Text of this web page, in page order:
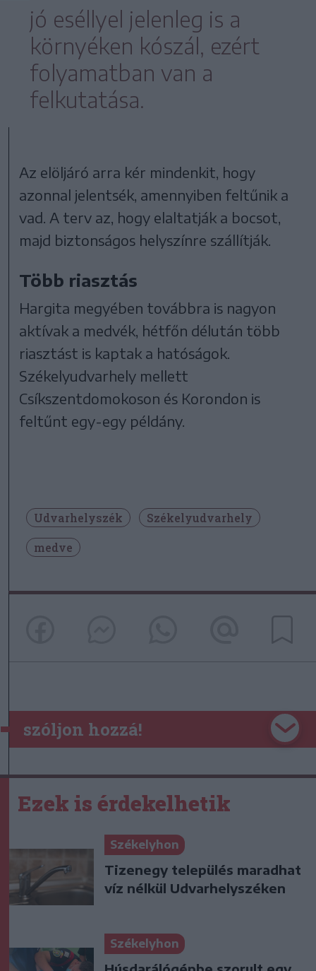
jó eséllyel jelenleg is a
környéken kószál, ezért
folyamatban van a
felkutatása.
Az elöljáró arra kér mindenkit, hogy
azonnal jelentsék, amennyiben feltűnik a
vad. A terv az, hogy elaltatják a bocsot,
majd biztonságos helyszínre szállítják.
Több riasztás
Hargita megyében továbbra is nagyon
aktívak a medvék, hétfőn délután több
riasztást is kaptak a hatóságok.
Székelyudvarhely mellett
Csíkszentdomokoson és Korondon is
feltűnt egy-egy példány.
Udvarhelyszék
Székelyudvarhely
medve
szóljon hozzá!
Ezek is érdekelhetik
Székelyhon
Tizenegy település maradhat
víz nélkül Udvarhelyszéken
Székelyhon